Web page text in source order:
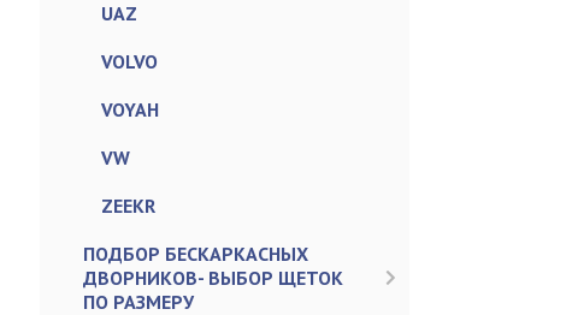
UAZ
VOLVO
VOYAH
VW
ZEEKR
ПОДБОР БЕСКАРКАСНЫХ
ДВОРНИКОВ- ВЫБОР ЩЕТОК
ПО РАЗМЕРУ